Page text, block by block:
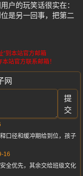
户的玩笑话很实在：
是另一回事，把第二
”到本站官方邮箱
站官方联系邮箱！
网
提
交
口径和缓冲期给到位，孩子
16
全优先，其余交给班级文化